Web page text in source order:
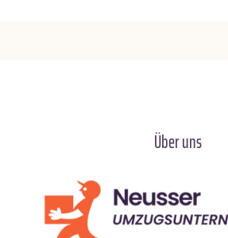
Über uns